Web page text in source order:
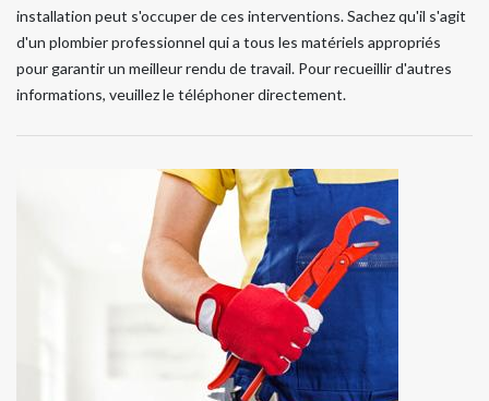
installation peut s'occuper de ces interventions. Sachez qu'il s'agit
d'un plombier professionnel qui a tous les matériels appropriés
pour garantir un meilleur rendu de travail. Pour recueillir d'autres
informations, veuillez le téléphoner directement.